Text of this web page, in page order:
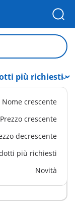
Nome crescente
Prezzo crescente
decrescente
più richiesti
Novità
- Casa
della foresta
al carrello